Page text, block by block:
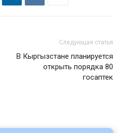
Следующая статья
В Кыргызстане планируется
открыть порядка 80
госаптек